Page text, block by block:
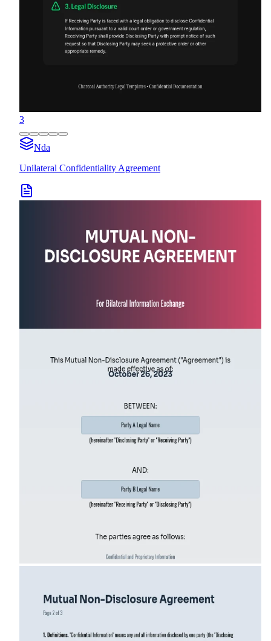
3
Nda
Unilateral Confidentiality Agreement